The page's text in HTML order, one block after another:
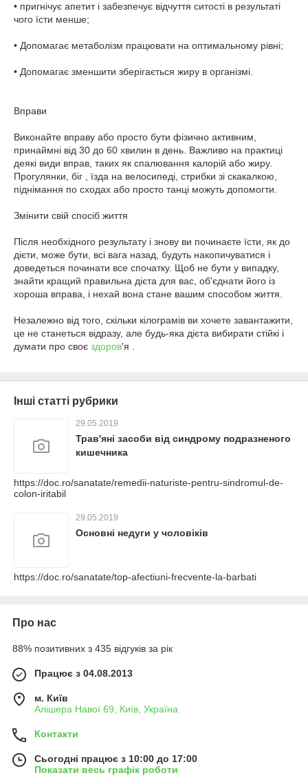
• пригнічує апетит і забезпечує відчуття ситості в результаті
чого їсти менше;
• Допомагає метаболізм працювати на оптимальному рівні;
• Допомагає зменшити зберігається жиру в організмі.
Вправи
Виконайте вправу або просто бути фізично активним,
принаймні від 30 до 60 хвилин в день. Важливо на практиці
деякі види вправ, таких як спалювання калорій або жиру.
Прогулянки, біг , їзда на велосипеді, стрибки зі скакалкою,
піднімання по сходах або просто танці можуть допомогти.
Змінити свій спосіб життя
Після необхідного результату і знову ви починаєте їсти, як до
дієти, може бути, всі вага назад, будуть накопичуватися і
доведеться починати все спочатку. Щоб не бути у випадку,
знайти кращий правильна дієта для вас, об'єднати його із
хороша вправа, і нехай вона стане вашим способом життя.
Незалежно від того, скільки кілограмів ви хочете завантажити,
це не станеться відразу, але будь-яка дієта вибирати стійкі і
думати про своє здоров'я .
Інші статті рубрики
29.05.2019
Трав'яні засоби від синдрому подразненого
кишечника
https://doc.ro/sanatate/remedii-naturiste-pentru-sindromul-de-
colon-iritabil
29.05.2019
Основні недуги у чоловіків
https://doc.ro/sanatate/top-afectiuni-frecvente-la-barbati
Про нас
88% позитивних з 435 відгуків за рік
Працює з 04.08.2013
м. Київ
Алішера Навої 69, Київ, Україна
Контакти
Сьогодні працює з 10:00 до 17:00
Показати весь графік роботи